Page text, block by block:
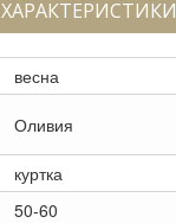
ХАРАКТЕРИСТИКИ
весна
Оливия
куртка
50-60